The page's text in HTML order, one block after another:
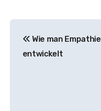
navigation
Wie man Empathie
entwickelt